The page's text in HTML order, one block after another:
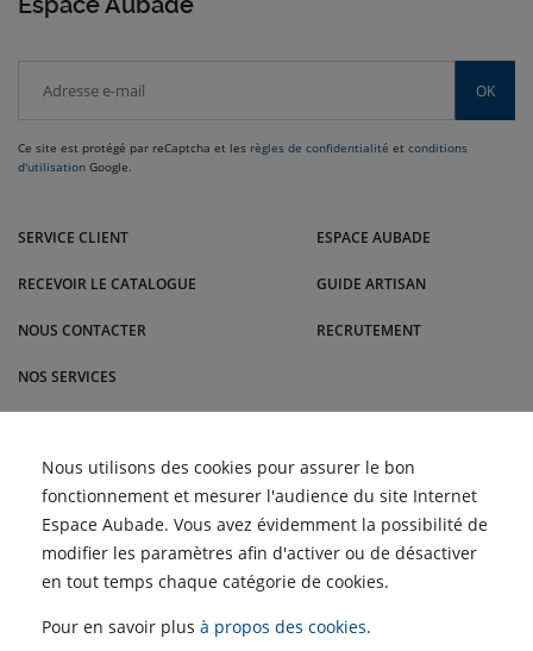
OK
Ce site est protégé par reCaptcha et les règles de confidentialité et conditions
d'utilisation Google.
Rodez, Toulouse, Cabestany, Montauban, Brive-la-Gaillarde et bien
SERVICE CLIENT
RECEVOIR LE CATALOGUE
NOUS CONTACTER
NOS SERVICES
Comment nettoyer les
filtres d'une climatisation
pour un air plus sain |
Choisir un climatiseur
adapté à son logement ?
ACTUALITÉS
Meuble et du Carrelage |
Profitez des Semaines de
ESPACE AUBADE
GUIDE ARTISAN
RECRUTEMENT
ACCÈS PROFESSIONNELS :
SIMULATEUR D'AIDES
Nous utilisons des cookies pour assurer le bon
fonctionnement et mesurer l'audience du site Internet
Espace Aubade. Vous avez évidemment la possibilité de
modifier les paramètres afin d'activer ou de désactiver
en tout temps chaque catégorie de cookies.
Pour en savoir plus à propos des cookies.